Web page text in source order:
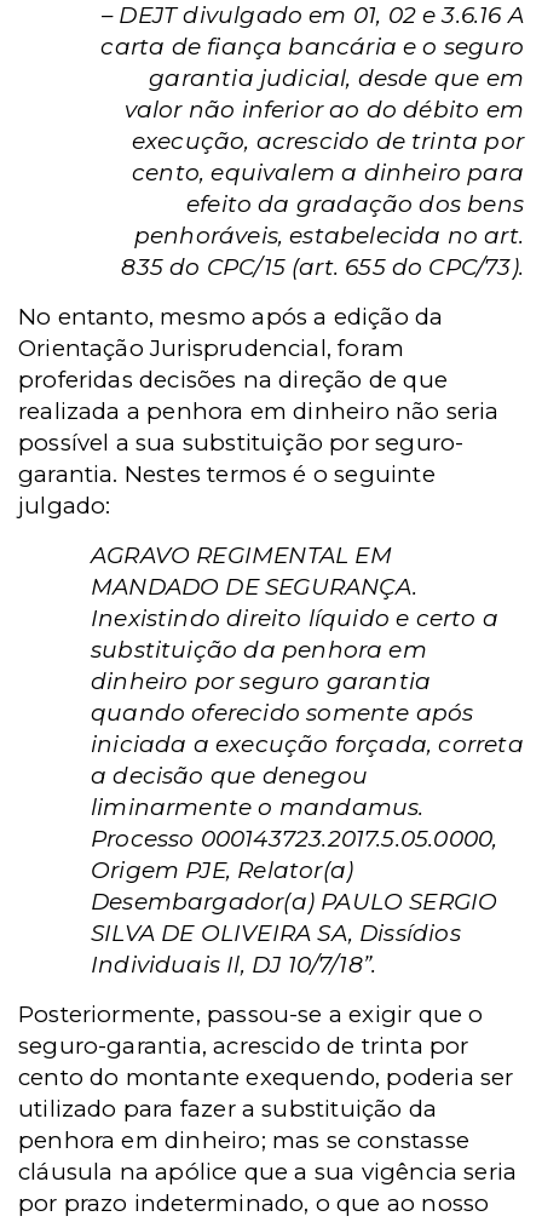
– DEJT divulgado em 01, 02 e 3.6.16 A
carta de fiança bancária e o seguro
garantia judicial, desde que em
valor não inferior ao do débito em
execução, acrescido de trinta por
cento, equivalem a dinheiro para
efeito da gradação dos bens
penhoráveis, estabelecida no art.
835 do CPC/15 (art. 655 do CPC/73).
No entanto, mesmo após a edição da
Orientação Jurisprudencial, foram
proferidas decisões na direção de que
realizada a penhora em dinheiro não seria
possível a sua substituição por seguro-
garantia. Nestes termos é o seguinte
julgado:
AGRAVO REGIMENTAL EM
MANDADO DE SEGURANÇA.
Inexistindo direito líquido e certo a
substituição da penhora em
dinheiro por seguro garantia
quando oferecido somente após
iniciada a execução forçada, correta
a decisão que denegou
liminarmente o mandamus.
Processo 000143723.2017.5.05.0000,
Origem PJE, Relator(a)
Desembargador(a) PAULO SERGIO
SILVA DE OLIVEIRA SA, Dissídios
Individuais Il, DJ 10/7/18”.
Posteriormente, passou-se a exigir que o
seguro-garantia, acrescido de trinta por
cento do montante exequendo, poderia ser
utilizado para fazer a substituição da
penhora em dinheiro; mas se constasse
cláusula na apólice que a sua vigência seria
por prazo indeterminado, o que ao nosso